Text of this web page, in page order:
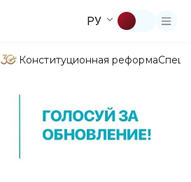
РУ
Конституционная реформа